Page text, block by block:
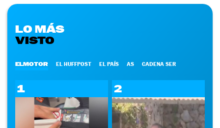
LO MÁS
VISTO
ELMOTOR EL HUFFPOST EL PAÍS AS CADENA SER
1 2